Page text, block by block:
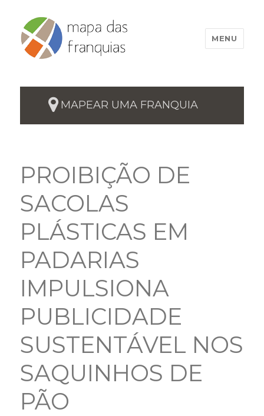
MENU
MAPEAR UMA FRANQUIA
PROIBIÇÃO DE
SACOLAS
PLÁSTICAS EM
PADARIAS
IMPULSIONA
PUBLICIDADE
SUSTENTÁVEL NOS
SAQUINHOS DE
PÃO